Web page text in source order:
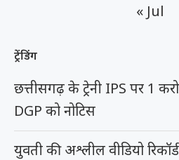
« Jul
ट्रेंडिंग
छत्तीसगढ़ के ट्रेनी IPS पर 1
DGP को नोटिस
युवती की अश्लील वीडियो